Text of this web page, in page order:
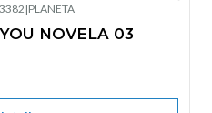
|PLANETA
NOVELA 03